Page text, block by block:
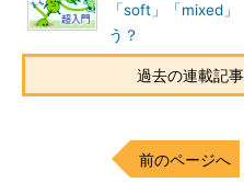
「soft」「mixed
う？
過去の連載記
前のページへ